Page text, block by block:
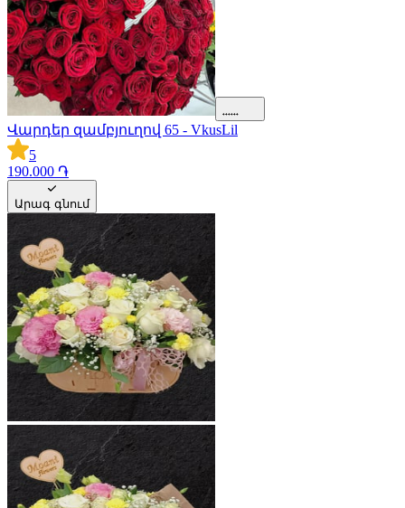
Վարդեր զամբյուղով 65 - VkusLil
5
190.000 ֏
Արագ գնում